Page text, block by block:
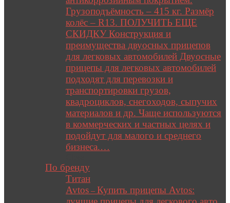
Грузоподъёмность – 415 кг. Размёр
колёс – R13. ПОЛУЧИТЬ ЕЩЕ
СКИДКУ Конструкция и
преимущества двуосных прицепов
для легковых автомобилей Двуосные
прицепы для легковых автомобилей
подходят для перевозки и
транспортировки грузов,
квадроциклов, снегоходов, сыпучих
материалов и др. Чаще используются
в коммерческих и частных целях и
подойдут для малого и среднего
бизнеса.…
По бренду
Титан
Avtos – Купить прицепы Avtos: